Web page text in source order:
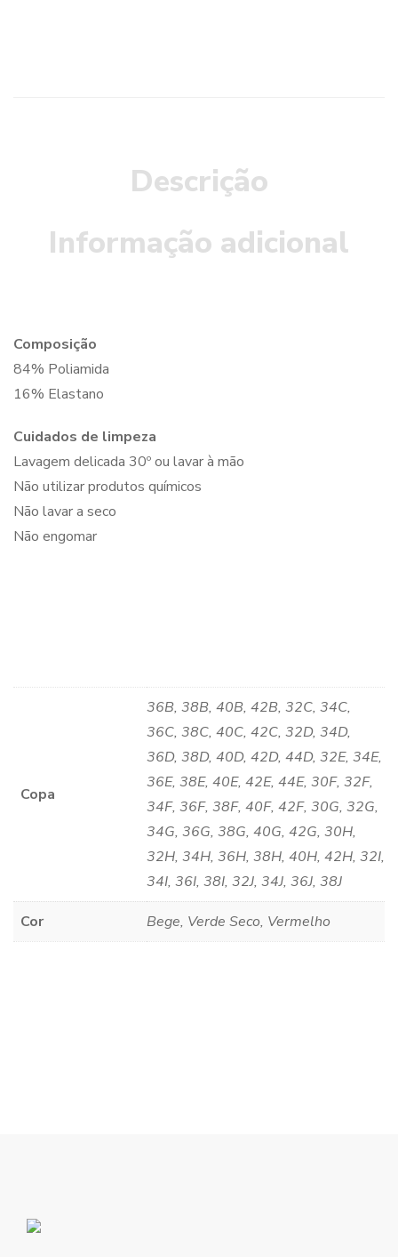
Descrição
Informação adicional
Composição
84% Poliamida
16% Elastano
Cuidados de limpeza
Lavagem delicada 30º ou lavar à mão
Não utilizar produtos químicos
Não lavar a seco
Não engomar
Copa
36B, 38B, 40B, 42B, 32C, 34C,
36C, 38C, 40C, 42C, 32D, 34D,
36D, 38D, 40D, 42D, 44D, 32E, 34E,
36E, 38E, 40E, 42E, 44E, 30F, 32F,
34F, 36F, 38F, 40F, 42F, 30G, 32G,
34G, 36G, 38G, 40G, 42G, 30H,
32H, 34H, 36H, 38H, 40H, 42H, 32I,
34I, 36I, 38I, 32J, 34J, 36J, 38J
Cor Bege, Verde Seco, Vermelho